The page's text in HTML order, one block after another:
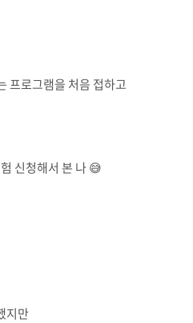
프로그램을 처음 접하고
신청해서 본 나 😅
지만